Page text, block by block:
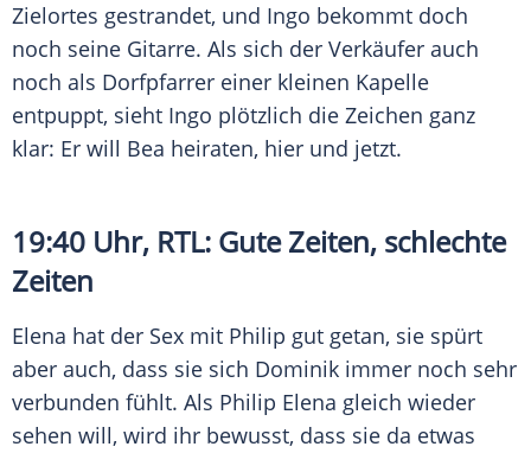
Zielortes gestrandet, und Ingo bekommt doch
noch seine Gitarre. Als sich der Verkäufer auch
noch als Dorfpfarrer einer kleinen Kapelle
entpuppt, sieht Ingo plötzlich die Zeichen ganz
klar: Er will Bea heiraten, hier und jetzt.
19:40 Uhr, RTL: Gute Zeiten, schlechte
Zeiten
Elena hat der Sex mit Philip gut getan, sie spürt
aber auch, dass sie sich Dominik immer noch sehr
verbunden fühlt. Als Philip Elena gleich wieder
sehen will, wird ihr bewusst, dass sie da etwas